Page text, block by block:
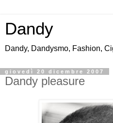
Dandy
Dandy, Dandysmo, Fashion,
giovedì 20 dicembre 2007
Dandy pleasure